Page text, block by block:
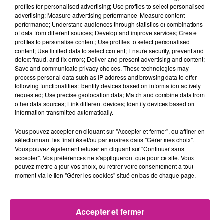
coup de pouce aux restaurateurs du secteur, le site
ribeauville-riquewhir.fr répertorie tous les restaurants qui
proposent des plats à emporter voir en livraison pour
certains. Rendez vous, sur le siteribeauville-riquewihr.fr
l’onglet Gastronomie.
TITRES DIFFUSÉS Voir plus
18h09
18h09
SLIMANE
Premiere Fois
18h06
18h06
CORNEILLE FEAT. VITAA
Ensemble
18h03
18h03
ARIANA GRANDE
Hate That I Made You
profiles for personalised advertising; Use profiles to select personalised
advertising; Measure advertising performance; Measure content
performance; Understand audiences through statistics or combinations
of data from different sources; Develop and improve services; Create
profiles to personalise content; Use profiles to select personalised
content; Use limited data to select content; Ensure security, prevent and
detect fraud, and fix errors; Deliver and present advertising and content;
Save and communicate privacy choices. These technologies may
process personal data such as IP address and browsing data to offer
following functionalities: Identify devices based on information actively
requested; Use precise geolocation data; Match and combine data from
other data sources; Link different devices; Identify devices based on
information transmitted automatically.
Vous pouvez accepter en cliquant sur "Accepter et fermer", ou affiner en
sélectionnant les finalités et/ou partenaires dans "Gérer mes choix".
Vous pouvez également refuser en cliquant sur "Continuer sans
accepter". Vos préférences ne s'appliqueront que pour ce site. Vous
pouvez mettre à jour vos choix, ou retirer votre consentement à tout
moment via le lien "Gérer les cookies" situé en bas de chaque page.
Accepter et fermer